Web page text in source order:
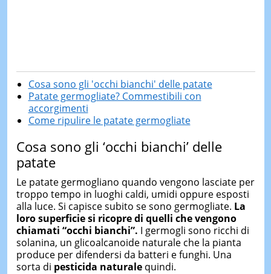
Cosa sono gli 'occhi bianchi' delle patate
Patate germogliate? Commestibili con
accorgimenti
Come ripulire le patate germogliate
Cosa sono gli ‘occhi bianchi’ delle
patate
Le patate germogliano quando vengono lasciate per
troppo tempo in luoghi caldi, umidi oppure esposti
alla luce. Si capisce subito se sono germogliate. La
loro superficie si ricopre di quelli che vengono
chiamati “occhi bianchi”. I germogli sono ricchi di
solanina, un glicoalcanoide naturale che la pianta
produce per difendersi da batteri e funghi. Una
sorta di pesticida naturalequindi.